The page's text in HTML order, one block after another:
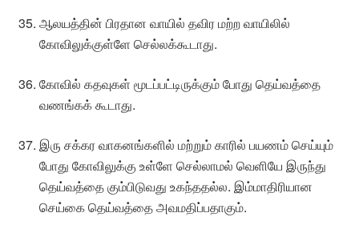
ஆலயத்தின் பிரதான வாயில் தவிர மற்ற வாயிலில்
கோவிலுக்குள்ளே செல்லக்கூடாது.
கோவில் கதவுகள் மூடப்பட்டிருக்கும் போது தெய்வத்தை
வணங்கக் கூடாது.
இரு சக்கர வாகனங்களில் மற்றும் காரில் பயணம் செய்யும்
போது கோவிலுக்கு உள்ளே செல்லாமல் வெளியே இருந்து
தெய்வத்தை கும்பிடுவது உகந்ததல்ல. இம்மாதிரியான
செய்கை தெய்வத்தை அவமதிப்பதாகும்.